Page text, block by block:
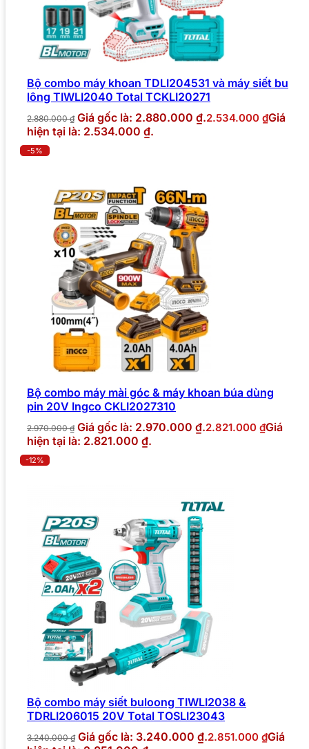
Bộ combo máy khoan TDLI204531 và máy siết bu
lông TIWLI2040 Total TCKLI20271
2.880.000₫ Giá gốc là: 2.880.000 ₫.2.534.000 ₫Giá
hiện tại là: 2.534.000 ₫.
-5%
Bộ combo máy mài góc & máy khoan búa dùng
pin 20V Ingco CKLI2027310
2.970.000₫ Giá gốc là: 2.970.000 ₫.2.821.000 ₫Giá
hiện tại là: 2.821.000 ₫.
-12%
Bộ combo máy siết buloong TIWLI2038 &
TDRLI206015 20V Total TOSLI23043
3.240.000₫ Giá gốc là: 3.240.000 ₫.2.851.000 ₫Giá